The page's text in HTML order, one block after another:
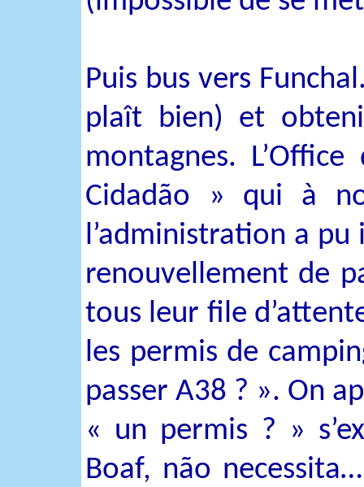
Puis bus vers
plaît bien) et
montagnes.
Cidadão » qui à
l’administration a
renouvellement de
tous leur file
les permis de
passer A38 ? ». On
« un permis ? »
Boaf, não